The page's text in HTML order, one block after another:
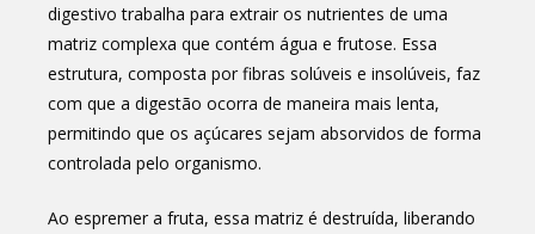
digestivo trabalha para extrair os nutrientes de uma
matriz complexa que contém água e frutose. Essa
estrutura, composta por fibras solúveis e insolúveis, faz
com que a digestão ocorra de maneira mais lenta,
permitindo que os açúcares sejam absorvidos de forma
controlada pelo organismo.
Ao espremer a fruta, essa matriz é destruída, liberando